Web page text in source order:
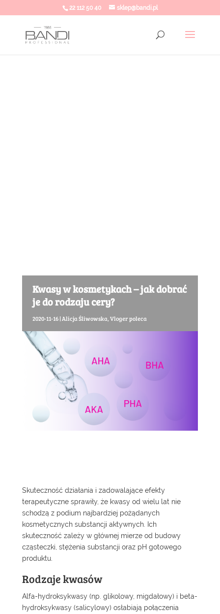
22 112 50 40 sklep@bandi.pl
Kwasy w kosmetykach – jak dobrać
je do rodzaju cery?
2020-11-16|Alicja Śliwowska,Vloger poleca
Skuteczność działania i zadowalające efekty
terapeutyczne sprawiły, że kwasy od wielu lat nie
schodzą z podium najbardziej pożądanych
kosmetycznych substancji aktywnych. Ich
skuteczność zależy w głównej mierze od budowy
cząsteczki, stężenia substancji oraz pH gotowego
produktu.
Rodzaje kwasów
Alfa-hydroksykwasy (np. glikolowy, migdałowy) i beta-
hydroksykwasy (salicylowy) osłabiają połączenia